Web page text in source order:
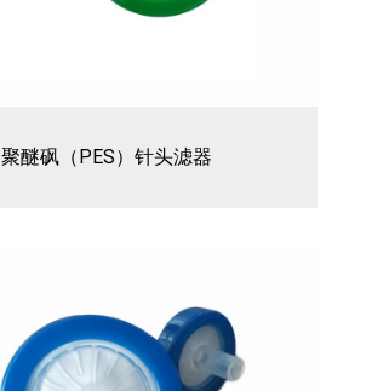
聚醚砜（PES）针头滤器